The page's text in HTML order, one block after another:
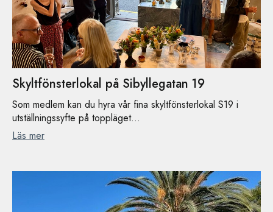
Skyltfönsterlokal på Sibyllegatan 19
Som medlem kan du hyra vår fina skyltfönsterlokal S19 i
utställningssyfte på toppläget...
Läs mer